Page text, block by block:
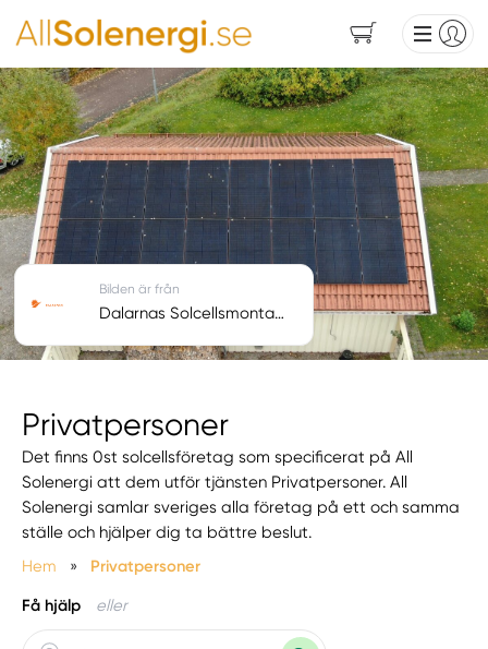
Privatpersoner
Det finns 0st solcellsföretag som specificerat på All
Solenergi att dem utför tjänsten Privatpersoner. All
Solenergi samlar sveriges alla företag på ett och samma
ställe och hjälper dig ta bättre beslut.
Hem
» Privatpersoner
Få hjälp eller
Bilden är från
Dalarnas Solcellsmontage AB